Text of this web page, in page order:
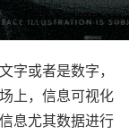
字或者是数字，
上，信息可视化
息尤其数据进行